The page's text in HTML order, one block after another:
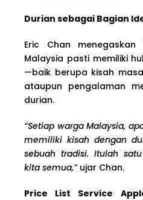
Durian sebagai Bagian
Eric Chan
Malaysia pasti memiliki
—baik berupa kisah
ataupun pengalaman
durian.
“Setiap warga Malaysia,
memiliki kisah dengan
sebuah tradisi. Itulah
kita semua,”ujar Chan.
Price List Service